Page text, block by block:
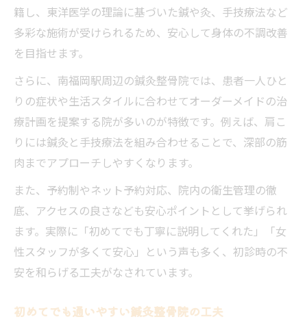
肩こりや腰痛に悩む方へ鍼灸整骨院の選び方
鍼灸整骨院選びで見るべき３つの視点
施術実績豊富な鍼灸整骨院を選ぶ秘訣
口コミから学ぶ鍼灸整骨院の選択ポイント
鍼灸整骨院の施術方法と適切な判断基準
安心して通える鍼灸整骨院の見分け方
鍼灸整骨院で受ける東洋医学の魅力解説
東洋医学を活かす鍼灸整骨院の施術の魅力
鍼灸整骨院で得られる身体バランスの調整
伝統と現代が融合する鍼灸整骨院の魅力
鍼灸整骨院の施術で感じるリラックス効果
鍼灸整骨院の信頼性を見極めるポイント
籍し、東洋医学の理論に基づいた鍼や灸、手技療法など
多彩な施術が受けられるため、安心して身体の不調改善
を目指せます。
さらに、南福岡駅周辺の鍼灸整骨院では、患者一人ひと
りの症状や生活スタイルに合わせてオーダーメイドの治
療計画を提案する院が多いのが特徴です。例えば、肩こ
りには鍼灸と手技療法を組み合わせることで、深部の筋
肉までアプローチしやすくなります。
また、予約制やネット予約対応、院内の衛生管理の徹
底、アクセスの良さなども安心ポイントとして挙げられ
ます。実際に「初めてでも丁寧に説明してくれた」「女
性スタッフが多くて安心」という声も多く、初診時の不
安を和らげる工夫がなされています。
初めてでも通いやすい鍼灸整骨院の工夫